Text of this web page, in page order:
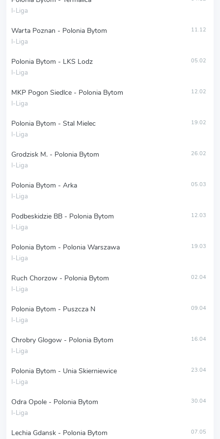
I-Liga
Warta Poznan - Polonia Bytom
I-Liga
11.12
Polonia Bytom - LKS Lodz
I-Liga
05.02
MKP Pogon Siedlce - Polonia Bytom
I-Liga
12.02
Polonia Bytom - Stal Mielec
I-Liga
19.02
Grodzisk M. - Polonia Bytom
I-Liga
26.02
Polonia Bytom - Arka
I-Liga
05.03
Podbeskidzie BB - Polonia Bytom
I-Liga
12.03
Polonia Bytom - Polonia Warszawa
I-Liga
19.03
Ruch Chorzow - Polonia Bytom
I-Liga
02.04
Polonia Bytom - Puszcza N
I-Liga
09.04
Chrobry Glogow - Polonia Bytom
I-Liga
16.04
Polonia Bytom - Unia Skierniewice
I-Liga
23.04
Odra Opole - Polonia Bytom
I-Liga
30.04
Lechia Gdansk - Polonia Bytom 07.05